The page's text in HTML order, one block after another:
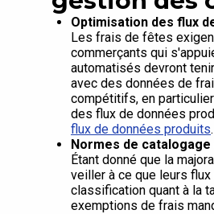
Optimisation des flux
Les frais de fêtes
commerçants qui
automatisés devront
avec des données de
compétitifs, en
des flux de données
flux de données produits.
Normes de
Étant donné que la
veiller à ce que leurs
classification quant à la
exemptions de frais